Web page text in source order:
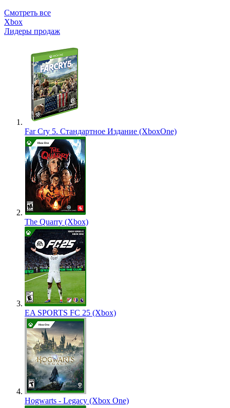
Смотреть все
Xbox
Лидеры продаж
Far Cry 5. Стандартное Издание (XboxOne)
The Quarry (Xbox)
EA SPORTS FC 25 (Xbox)
Hogwarts - Legacy (Xbox One)